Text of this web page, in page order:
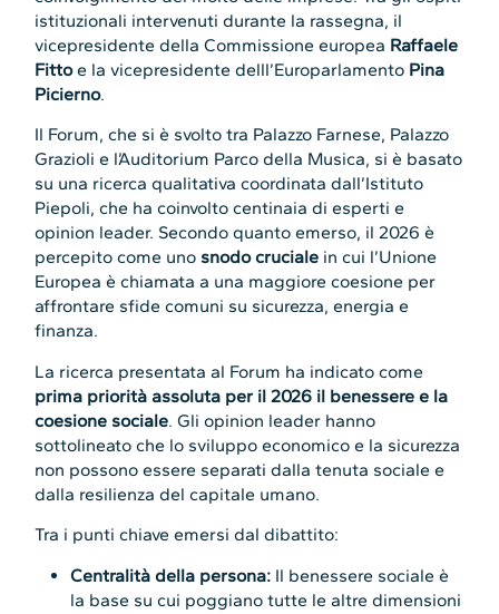
istituzionali intervenuti durante la rassegna, il
vicepresidente della Commissione europea Raffaele
Fittoe la vicepresidente delll’Europarlamento Pina
Picierno.
Il Forum, che si è svolto tra Palazzo Farnese, Palazzo
Grazioli e l’Auditorium Parco della Musica, si è basato
su una ricerca qualitativa coordinata dall’Istituto
Piepoli, che ha coinvolto centinaia di esperti e
opinion leader. Secondo quanto emerso, il 2026 è
percepito come uno snodo cruciale in cui l’Unione
Europea è chiamata a una maggiore coesione per
affrontare sfide comuni su sicurezza, energia e
finanza.
La ricerca presentata al Forum ha indicato come
prima priorità assoluta per il 2026 il benessere e la
coesione sociale. Gli opinion leader hanno
sottolineato che lo sviluppo economico e la sicurezza
non possono essere separati dalla tenuta sociale e
dalla resilienza del capitale umano.
Tra i punti chiave emersi dal dibattito:
Centralità della persona: Il benessere sociale è
la base su cui poggiano tutte le altre dimensioni